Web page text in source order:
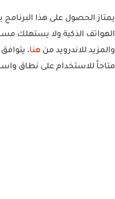
يمتاز الحصول على هذا
الهواتف الذكية ولا يستهلك
والمزيد للاندرويد من هنا،
متاحاً للاستخدام على نطاق